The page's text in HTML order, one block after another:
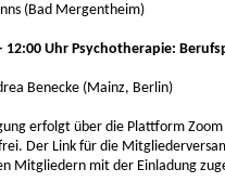
(Bad Mergentheim)
12:00 Uhr Psychotherapie:
Benecke (Mainz, Berlin)
erfolgt über die Plattform
Der Link für die
Mitgliedern mit der Einladung